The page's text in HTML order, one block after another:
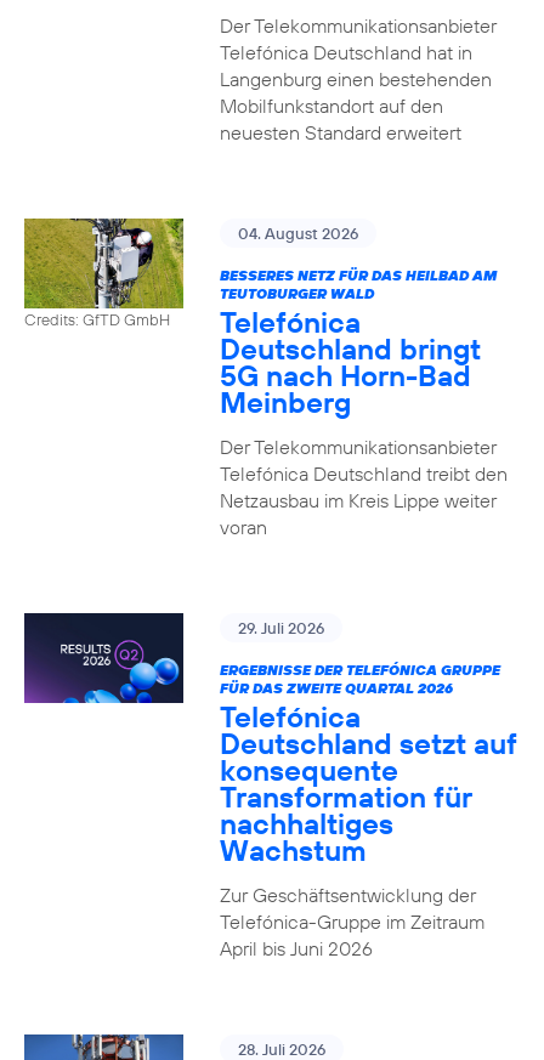
Der Telekommunikationsanbieter
Telefónica Deutschland hat in
Langenburg einen bestehenden
Mobilfunkstandort auf den
neuesten Standard erweitert
Credits: GfTD GmbH
04. August 2026
BESSERES NETZ FÜR DAS HEILBAD AM
TEUTOBURGER WALD
Telefónica
Deutschland bringt
5G nach Horn-Bad
Meinberg
Der Telekommunikationsanbieter
Telefónica Deutschland treibt den
Netzausbau im Kreis Lippe weiter
voran
29. Juli 2026
ERGEBNISSE DER TELEFÓNICA GRUPPE
FÜR DAS ZWEITE QUARTAL 2026
Telefónica
Deutschland setzt auf
konsequente
Transformation für
nachhaltiges
Wachstum
Zur Geschäftsentwicklung der
Telefónica-Gruppe im Zeitraum
April bis Juni 2026
28. Juli 2026